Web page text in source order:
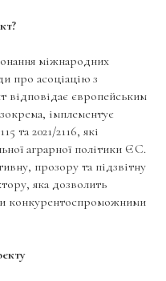
міжнародних
про асоціацію з
європейським
імплементує
та 2021/2116, які
аграрної політики ЄС.
прозору та підзвітну
яка дозволить
конкурентоспроможними